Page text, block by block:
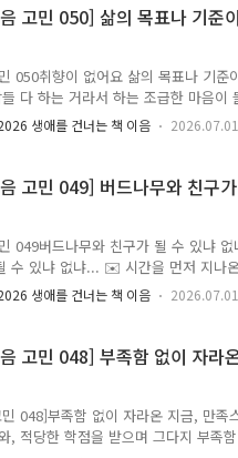
이유, 그리고 응원의 한마디를 댓글
비슷한 고민을 하는 또 다른 누군가
책 추천이 달린 고민 가운데 80개를 선
제 고민을 남긴 분에게 추천 도서를..
고민 050] 삶의 목표나 기준
050취향이 없어요 삶의 목표나 기준
다 하는 거라서 하는 조급한 마음이
우는 게 아닌 뭐라도 안 하면 안 될것
는 강박이 생겨버린 것 같아요. 취업
나만 또 뒤처지고 있다는 생각이 들
주제가 넘어가는 격변의 시대에 나만
었어요. 어떻게 사는 게 옳을까요? ✉️
책으로 답합니다. 생애를 건너는 책
생애를 건너는 책 이음 2026.07.01
고민 049] 버드나무와 친구
049버드나무와 친구가 될 수 있냐 없
수 있냐 없냐... ✉️ 시간을 먼저 지나
생애를 건너는 책 이음 : 시간을 건너
이유, 그리고 응원의 한마디를 댓글에
책 추천이 달린 고민 가운데 80개를
제 고민을 남긴 분에게 추천 도서를
부터 6월까지 강릉 지역 7곳에서 진
해 접수되었습니다. 7월..
생애를 건너는 책 이음 2026.07.01
고민 048] 부족함 없이 자라
048]부족함 없이 자라온 지금, 만족
, 적당한 학점을 받으며 그다지 부족